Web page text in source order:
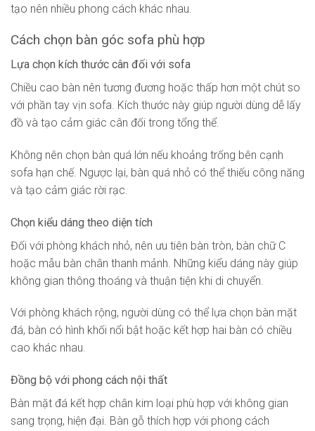
tạo nên nhiều phong cách khác nhau.
Cách chọn bàn góc sofa phù hợp
Lựa chọn kích thước cân đối với sofa
Chiều cao bàn nên tương đương hoặc thấp hơn một chút so
với phần tay vịn sofa. Kích thước này giúp người dùng dễ lấy
đồ và tạo cảm giác cân đối trong tổng thể.
Không nên chọn bàn quá lớn nếu khoảng trống bên cạnh
sofa hạn chế. Ngược lại, bàn quá nhỏ có thể thiếu công năng
và tạo cảm giác rời rạc.
Chọn kiểu dáng theo diện tích
Đối với phòng khách nhỏ, nên ưu tiên bàn tròn, bàn chữ C
hoặc mẫu bàn chân thanh mảnh. Những kiểu dáng này giúp
không gian thông thoáng và thuận tiện khi di chuyển.
Với phòng khách rộng, người dùng có thể lựa chọn bàn mặt
đá, bàn có hình khối nổi bật hoặc kết hợp hai bàn có chiều
cao khác nhau.
Đồng bộ với phong cách nội thất
Bàn mặt đá kết hợp chân kim loại phù hợp với không gian
sang trọng, hiện đại. Bàn gỗ thích hợp với phong cách